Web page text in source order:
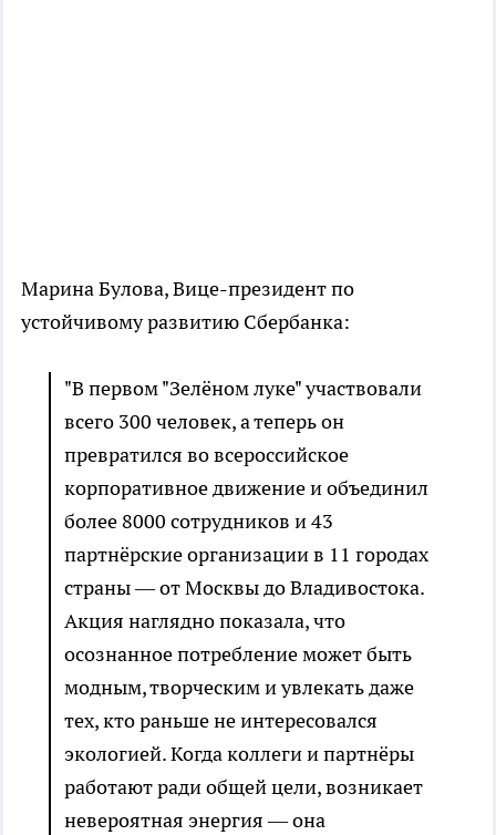
Марина Булова, Вице-президент по
устойчивому развитию Сбербанка:
"В первом "Зелёном луке" участвовали
всего 300 человек, а теперь он
превратился во всероссийское
корпоративное движение и объединил
более 8000 сотрудников и 43
партнёрские организации в 11 городах
страны — от Москвы до Владивостока.
Акция наглядно показала, что
осознанное потребление может быть
модным, творческим и увлекать даже
тех, кто раньше не интересовался
экологией. Когда коллеги и партнёры
работают ради общей цели, возникает
невероятная энергия — она